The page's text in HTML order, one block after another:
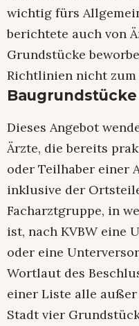
wichtig fürs
berichtete auch von
Grundstücke
Richtlinien nicht zum
Baugrundstücke
Dieses Angebot
Ärzte, die bereits
oder Teilhaber einer
inklusive der
Facharztgruppe, in
ist, nach KVBW eine
oder eine
Wortlaut des
einer Liste alle
Stadt vier